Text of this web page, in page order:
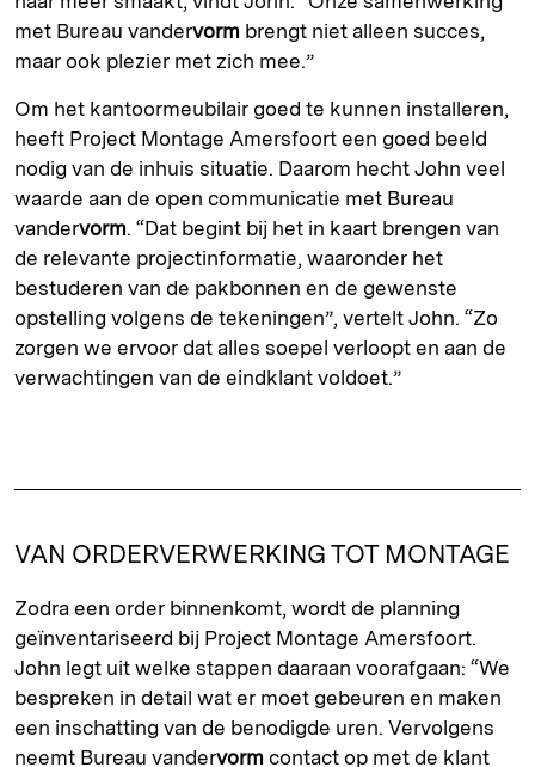
met Bureau vandervorm brengt niet alleen succes,
maar ook plezier met zich mee.”
Om het kantoormeubilair goed te kunnen installeren,
heeft Project Montage Amersfoort een goed beeld
nodig van de inhuis situatie. Daarom hecht John veel
waarde aan de open communicatie met Bureau
vandervorm. “Dat begint bij het in kaart brengen van
de relevante projectinformatie, waaronder het
bestuderen van de pakbonnen en de gewenste
opstelling volgens de tekeningen”, vertelt John. “Zo
zorgen we ervoor dat alles soepel verloopt en aan de
verwachtingen van de eindklant voldoet.”
VAN ORDERVERWERKING TOT MONTAGE
Zodra een order binnenkomt, wordt de planning
geïnventariseerd bij Project Montage Amersfoort.
John legt uit welke stappen daaraan voorafgaan: “We
bespreken in detail wat er moet gebeuren en maken
een inschatting van de benodigde uren. Vervolgens
neemt Bureau vandervorm contact op met de klant